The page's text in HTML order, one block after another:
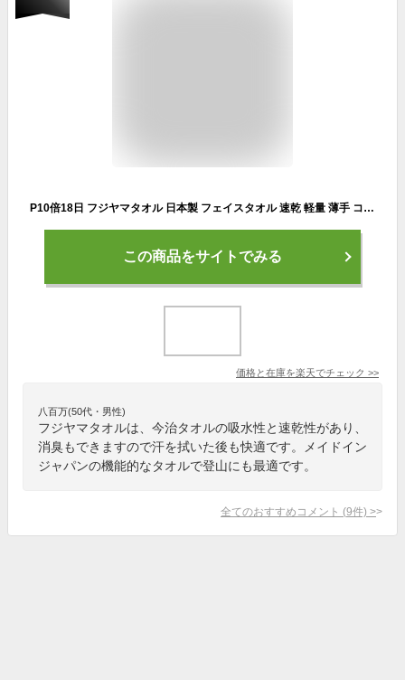
P10倍18日 フジヤマタオル 日本製 フェイスタオル 速乾 軽量 薄手 コンパクト 吸水 首に巻ける スポーツタオル レディース ジム ヨガ 旅行 サウナ ウォーキング ランニング アウトドア 登山 ハイキング キャンプ 汗拭きタオル 持ち運び便利 かさばらない 毎日使える 快適
この商品をサイトでみる
価格と在庫を楽天でチェック >>
八百万(50代・男性)
フジヤマタオルは、今治タオルの吸水性と速乾性があり、
消臭もできますので汗を拭いた後も快適です。メイドイン
ジャパンの機能的なタオルで登山にも最適です。
全てのおすすめコメント (9件) >